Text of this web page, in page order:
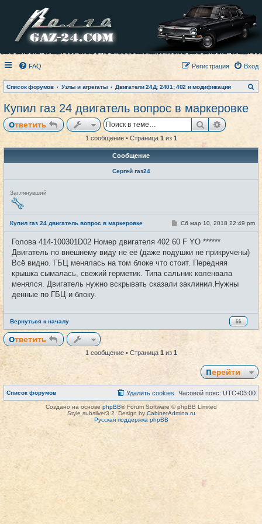
FAQ Вход
Регистрация
Список форумов Узлы и агрегаты Двигатели 24Д; 2401; 402 и модификации
о
Купил газ 24 двигатель вопрос в маркеровке
Ответить Поиск
1 сообщение • Страница 1из 1
Сообщение
Сергей газ24
Н
е
в
т
и
Заглянувший
Купил газ 24 двигатель вопрос в маркеровке #1
С
б
щ
н
и
Сб мар 10, 2018 22:49 pm
Голова 414-100301D02 Номер двигателя 402 60 F YO ******
Двигатель по внешнему виду не её (даже подушки не прикручены)
Всё видно. ГБЦ менялась на том блоке что стоит. Передняя
крышка сымалась, свежий герметик. Типа сальник коленвала
менялся. Двигатель нужно вскрывать сказали заклинил.Нужны
денные по ГБЦ и блоку.
Вернуться к началу
Ответить
1 сообщение • Страница 1 из 1
Перейти
Список форумов Часовой пояс: UTC+03:00
Удалить cookies
Создано на основе phpBB® Forum Software © phpBB Limited
Style subsilver3.2. Design by CabinetAdmina.ru
Русская поддержка phpBB